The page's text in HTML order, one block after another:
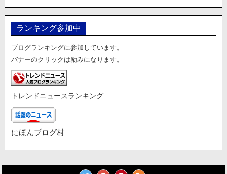
ランキング参加中
ブログランキングに参加しています。
バナーのクリックは励みになります。
トレンドニュースランキング
にほんブログ村